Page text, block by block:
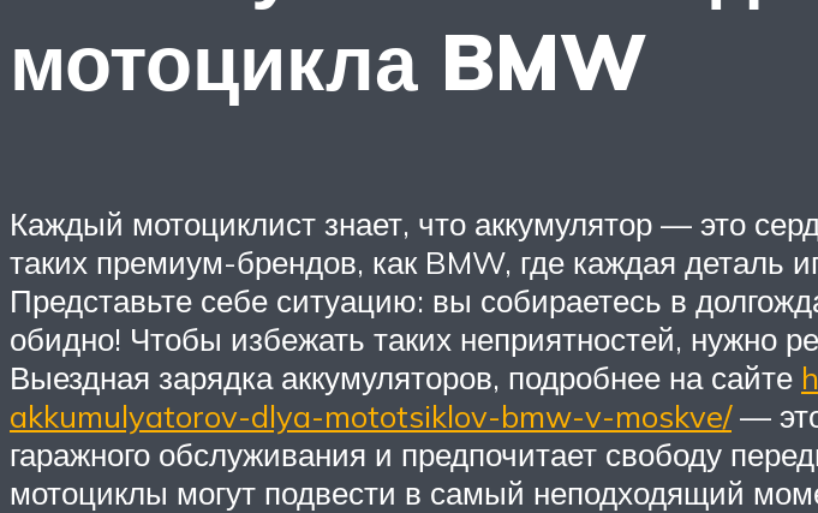
мотоцикла BMW
Каждый мотоциклист знает, что аккумулятор — это
таких премиум-брендов, как BMW, где каждая
Представьте себе ситуацию: вы собираетесь в
обидно! Чтобы избежать таких неприятностей, нужно
Выездная зарядка аккумуляторов, подробнее на сайте
akkumulyatorov-dlya-mototsiklov-bmw-v-moskve/— это
гаражного обслуживания и предпочитает свободу
мотоциклы могут подвести в самый неподходящий